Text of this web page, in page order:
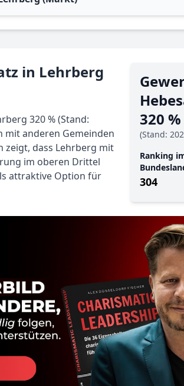
in Lehrberg
320 % (Stand:
mit anderen Gemeinden
zeigt, dass Lehrberg mit
im oberen Drittel
attraktive Option für
320 %
(Stand:
Ranking
304